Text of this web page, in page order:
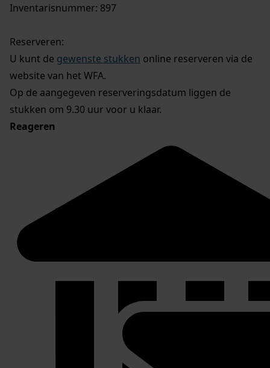
Inventarisnummer: 897
Reserveren:
U kunt de gewenste stukken online reserveren via de
website van het WFA.
Op de aangegeven reserveringsdatum liggen de
stukken om 9.30 uur voor u klaar.
Reageren